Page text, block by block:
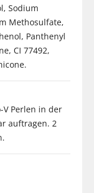
Sodium
Methosulfate,
Panthenyl
CI 77492,
Perlen in der
auftragen. 2